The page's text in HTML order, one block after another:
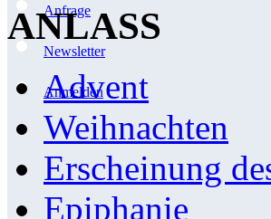
Anfrage
Newsletter
Anmelden
ANLASS
Advent
Weihnachten
Erscheinung
Epiphanie